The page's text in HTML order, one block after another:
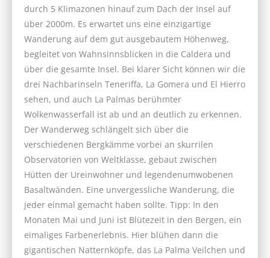
durch 5 Klimazonen hinauf zum Dach der Insel auf
über 2000m. Es erwartet uns eine einzigartige
Wanderung auf dem gut ausgebautem Höhenweg,
begleitet von Wahnsinnsblicken in die Caldera und
über die gesamte Insel. Bei klarer Sicht können wir die
drei Nachbarinseln Teneriffa, La Gomera und El Hierro
sehen, und auch La Palmas berühmter
Wolkenwasserfall ist ab und an deutlich zu erkennen.
Der Wanderweg schlängelt sich über die
verschiedenen Bergkämme vorbei an skurrilen
Observatorien von Weltklasse, gebaut zwischen
Hütten der Ureinwohner und legendenumwobenen
Basaltwänden. Eine unvergessliche Wanderung, die
jeder einmal gemacht haben sollte. Tipp: In den
Monaten Mai und Juni ist Blütezeit in den Bergen, ein
eimaliges Farbenerlebnis. Hier blühen dann die
gigantischen Natternköpfe, das La Palma Veilchen und